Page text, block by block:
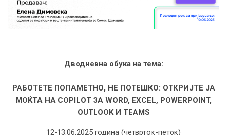
Дводневна обука на тема:
РАБОТЕТЕ ПОПАМЕТНО, НЕ ПОТЕШКО: ОТКРИЈТЕ ЈА
МОЌТА НА COPILOT ЗА WORD, EXCEL, POWERPOINT,
OUTLOOK И TEAMS
12-13.06.2025 година (четврток-петок)